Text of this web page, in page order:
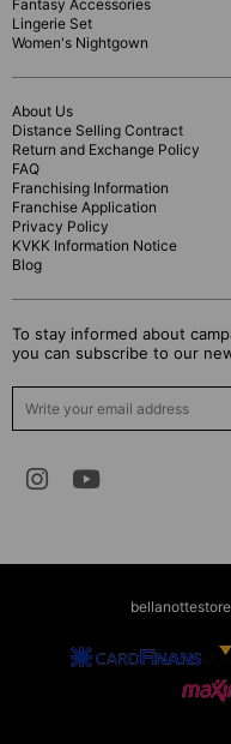
Fantasy Accessories
Lingerie Set
Women's Nightgown
About Us
Distance Selling Contract
Return and Exchange Policy
FAQ
Franchising Information
Franchise Application
Privacy Policy
KVKK Information Notice
Blog
To stay informed about
you can subscribe to our